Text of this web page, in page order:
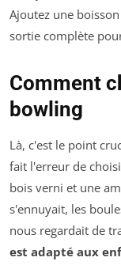
Ajoutez une
sortie complète
Comment
bowling
Là, c'est le point
fait l'erreur de
bois verni et une
s'ennuyait, les
nous regardait de
est adapté aux